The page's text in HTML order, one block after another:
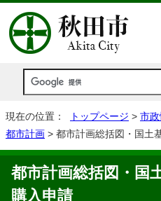
現在の位置： トップページ > 市
都市計画 > 都市計画総括図・国土
都市計画総括図・国
購入申請